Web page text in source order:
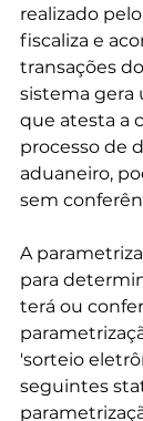
realizado
fiscaliza e
transações
sistema gera
que atesta a
processo de
aduaneiro,
sem
A
para
terá ou
'sorteio
seguintes